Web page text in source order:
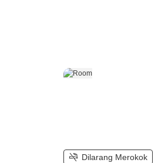
Dilarang Merokok